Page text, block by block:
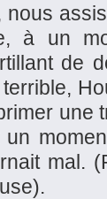
nous
à un
de
une
un
mal.